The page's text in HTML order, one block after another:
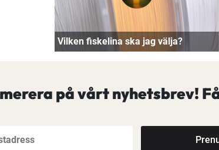
Vilken fiskelina ska jag välja?
på vårt nyhetsbrev!